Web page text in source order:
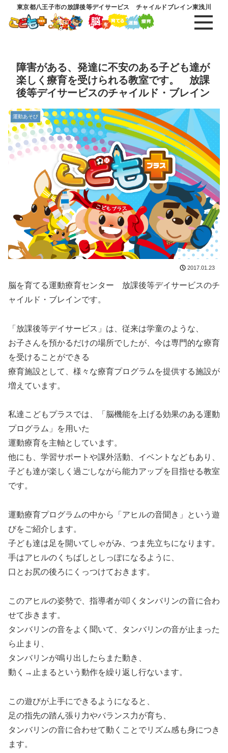
東京都八王子市の放課後等デイサービス チャイルドブレイン東浅川
障害がある、発達に不安のある子ども達が
楽しく療育を受けられる教室です。 放課
後等デイサービスのチャイルド・ブレイン
運動あそび
2017.01.23
脳を育てる運動療育センター 放課後等デイサービスのチ
ャイルド・ブレインです。
「放課後等デイサービス」は、従来は学童のような、
お子さんを預かるだけの場所でしたが、今は専門的な療育
を受けることができる
療育施設として、様々な療育プログラムを提供する施設が
増えています。
私達こどもプラスでは、「脳機能を上げる効果のある運動
プログラム」を用いた
運動療育を主軸としています。
他にも、学習サポートや課外活動、イベントなどもあり、
子ども達が楽しく過ごしながら能力アップを目指せる教室
です。
運動療育プログラムの中から「アヒルの音聞き」という遊
びをご紹介します。
子ども達は足を開いてしゃがみ、つま先立ちになります。
手はアヒルのくちばしとしっぽになるように、
口とお尻の後ろにくっつけておきます。
このアヒルの姿勢で、指導者が叩くタンバリンの音に合わ
せて歩きます。
タンバリンの音をよく聞いて、タンバリンの音が止まった
ら止まり、
タンバリンが鳴り出したらまた動き、
動く→止まるという動作を繰り返し行ないます。
この遊びが上手にできるようになると、
足の指先の踏ん張り力やバランス力が育ち、
タンバリンの音に合わせて動くことでリズム感も身につき
ます。